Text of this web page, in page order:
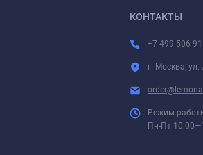
КОНТАКТЫ
+7 499 506-
г. Москва,
Режим
Пн-Пт